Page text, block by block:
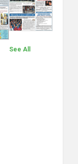
See All